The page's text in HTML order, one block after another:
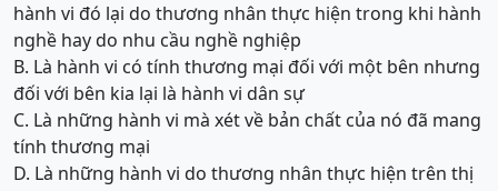
hành vi đó lại do thương nhân thực hiện trong khi hành
nghề hay do nhu cầu nghề nghiệp
B. Là hành vi có tính thương mại đối với một bên nhưng
đối với bên kia lại là hành vi dân sự
C. Là những hành vi mà xét về bản chất của nó đã mang
tính thương mại
D. Là những hành vi do thương nhân thực hiện trên thị